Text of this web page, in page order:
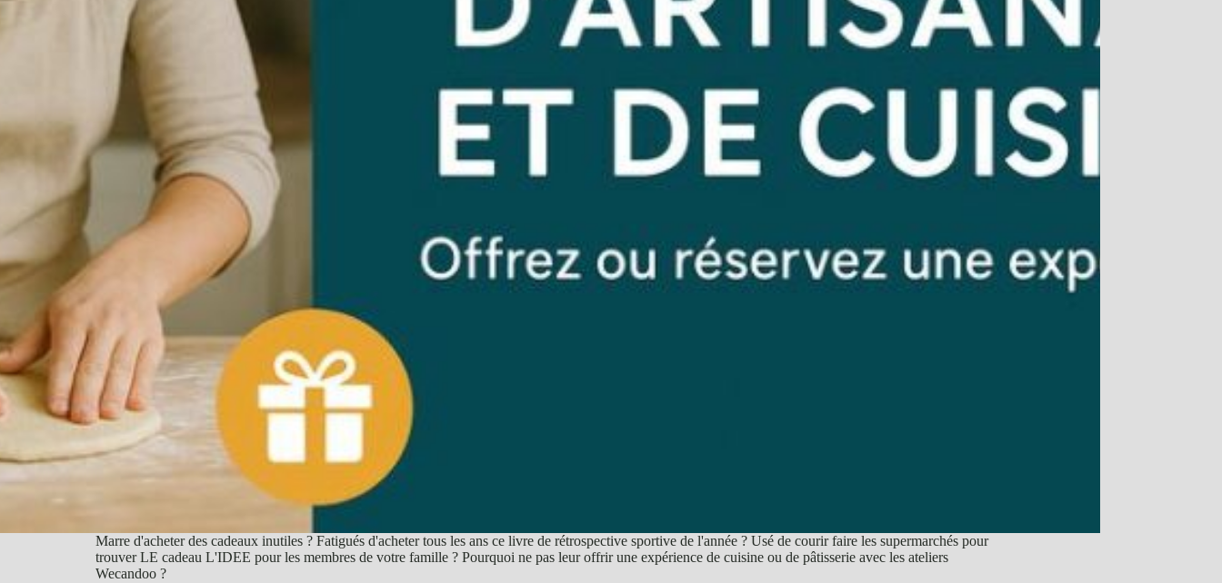
Marre d'acheter des cadeaux inutiles ? Fatigués d'acheter tous les ans ce livre de rétrospective sportive de l'année ? Usé de courir faire les supermarchés pour
trouver LE cadeau L'IDEE pour les membres de votre famille ? Pourquoi ne pas leur offrir une expérience de cuisine ou de pâtisserie avec les ateliers
Wecandoo ?